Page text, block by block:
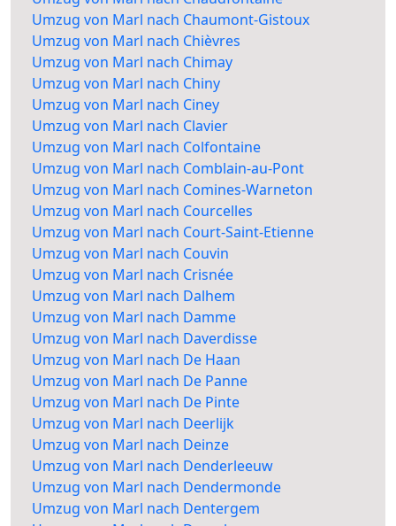
Umzug von Marl nach Chaumont-Gistoux
Umzug von Marl nach Chièvres
Umzug von Marl nach Chimay
Umzug von Marl nach Chiny
Umzug von Marl nach Ciney
Umzug von Marl nach Clavier
Umzug von Marl nach Colfontaine
Umzug von Marl nach Comblain-au-Pont
Umzug von Marl nach Comines-Warneton
Umzug von Marl nach Courcelles
Umzug von Marl nach Court-Saint-Etienne
Umzug von Marl nach Couvin
Umzug von Marl nach Crisnée
Umzug von Marl nach Dalhem
Umzug von Marl nach Damme
Umzug von Marl nach Daverdisse
Umzug von Marl nach De Haan
Umzug von Marl nach De Panne
Umzug von Marl nach De Pinte
Umzug von Marl nach Deerlijk
Umzug von Marl nach Deinze
Umzug von Marl nach Denderleeuw
Umzug von Marl nach Dendermonde
Umzug von Marl nach Dentergem